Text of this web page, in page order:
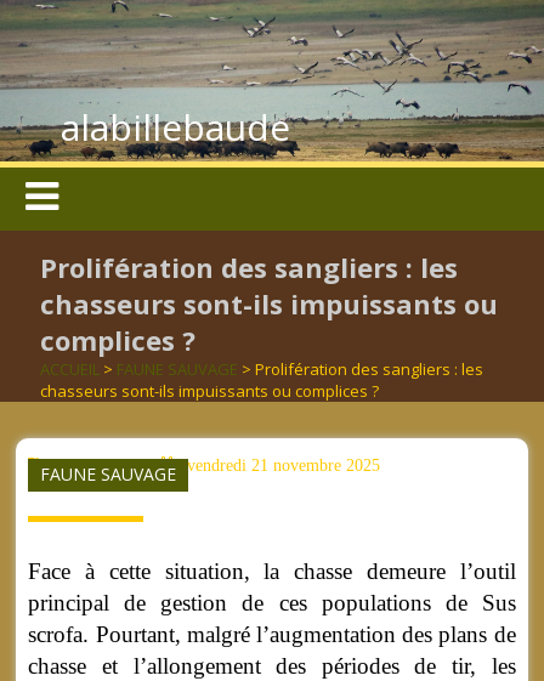
alabillebaude
Prolifération des sangliers : les
chasseurs sont-ils impuissants ou
complices ?
ACCUEIL > FAUNE SAUVAGE > Prolifération des sangliers : les
chasseurs sont-ils impuissants ou complices ?
FAUNE SAUVAGE
aucun mot clé vendredi 21 novembre 2025
Face à cette situation, la chasse demeure l’outil
principal de gestion de ces populations de Sus
scrofa. Pourtant, malgré l’augmentation des plans de
chasse et l’allongement des périodes de tir, les